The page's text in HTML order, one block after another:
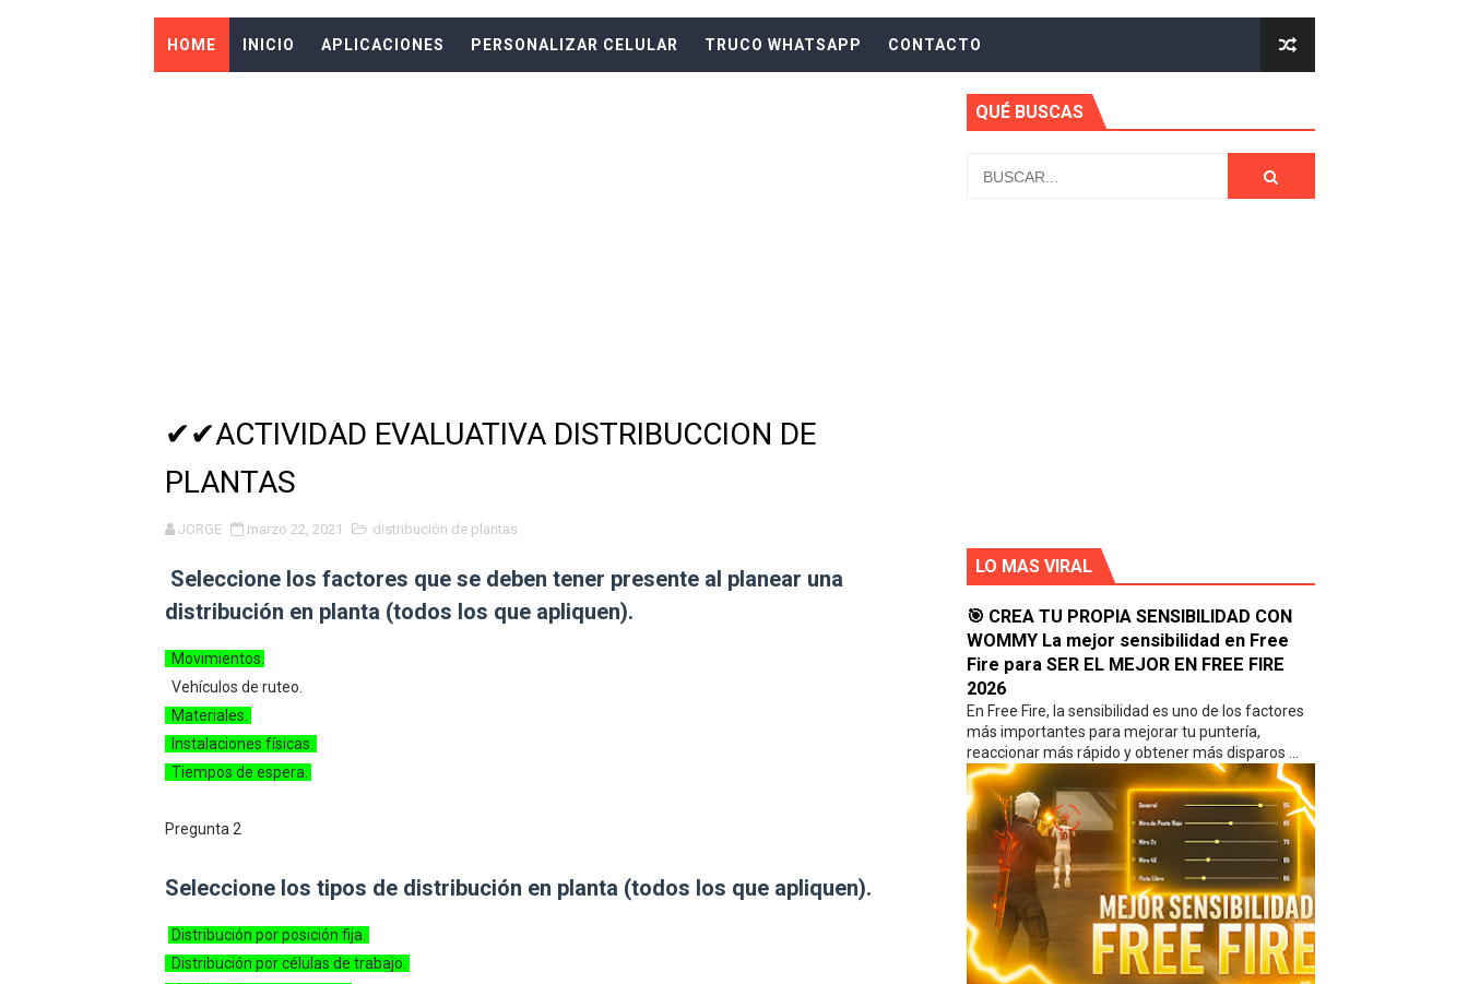
PERSONALIZA TU CELULAR CON LOS MEJORES DISEÑOS Y TECLADOS EN LA ACTUALIDAD - TENEDNCIA Y TECNOLOGIA
DESCARGA ESTA APLICACIÓN Y LOGRA UNA APARIENCIA DISTINTA Y UNICA EN TWITTER - Tendencia En Aplicaciones 2021
LOS MEJORES WIDGETS RECOMENDADOS PARA USAR EN TU CELULAR TOP MEJORES PERSONALIZACIÓN PARA TU ANDROID
DESCARGA ESTA APLICACIÓN Y OBTEN PINTEREST AL MEJOR ESTILO Y PERSONALIZADO EN MUCHAS TENDENCIAS
DESCARGAR LAS MEJORES APLICACIONES PARA ORGANIZAR TU CELULAR EN TENDENCIAS 2021 SUPER FACIL Y RÁPIDO 🥰
DESCARGAR LOS MEJORES WIDGETS PARA DECORAR TU CELULAR CON LAS MEJORES FUNCIONES Y LO MAS UTILES 🥰
VISITA ESTAS ESTAS PAGINAS Y DESCUBRE MUCHAS FUNCIONES QUE NECESITAS EN TU VIDA, TOP PÁGINAS RECOMENDADAS 🥰
DESCARGA ESTAS SUPER APLICACIONES Y OBTEN LAS MEJORES APLICACIONES Y MAS UTILES PARA TU CELULAR 🥰
DESCARGA ESTA INCREIBLE APLICACIÓN PARA TENER MUCHO MÁS ESPACIO EN TU CELULAR - ES INCREIBLE ✔🤩🥰
🎯 CREA TU PROPIA SENSIBILIDAD CON WOMMY La mejor sensibilidad en Free Fire para SER EL MEJOR EN FREE FIRE 2026
HOME INICIO APLICACIONES PERSONALIZAR CELULAR TRUCO WHATSAPP CONTACTO
✔✔ACTIVIDAD EVALUATIVA DISTRIBUCCION DE
PLANTAS
JORGE marzo 22, 2021 distribución de plantas
Seleccione los factores que se deben tener presente al planear una
distribución en planta (todos los que apliquen).
Movimientos.
Vehículos de ruteo.
Materiales.
Instalaciones físicas.
Tiempos de espera.
Pregunta 2
Seleccione los tipos de distribución en planta (todos los que apliquen).
Distribución por posición fija.
Distribución por células de trabajo.
QUÉ BUSCAS
LO MAS VIRAL
🎯 CREA TU PROPIA SENSIBILIDAD CON
WOMMY La mejor sensibilidad en Free
Fire para SER EL MEJOR EN FREE FIRE
2026
En Free Fire, la sensibilidad es uno de los factores
más importantes para mejorar tu puntería,
reaccionar más rápido y obtener más disparos ...